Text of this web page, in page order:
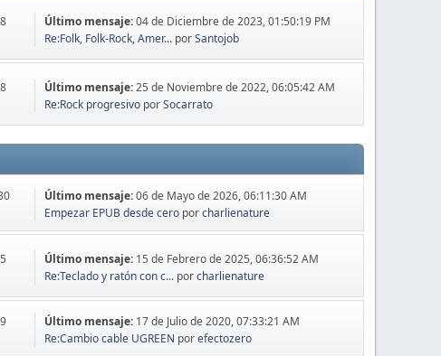
Último mensaje:04 de Diciembre de 2023, 01:50:19 PM
Re:Folk, Folk-Rock, Amer... porSantojob
Último mensaje:25 de Noviembre de 2022, 06:05:42 AM
Re:Rock progresivo porSocarrato
Último mensaje:06 de Mayo de 2026, 06:11:30 AM
Empezar EPUB desde cero porcharlienature
Último mensaje: 15 de Febrero de 2025, 06:36:52 AM
Re:Teclado y ratón con c... porcharlienature
Último mensaje: 17 de Julio de 2020, 07:33:21 AM
Re:Cambio cable UGREEN porefectozero